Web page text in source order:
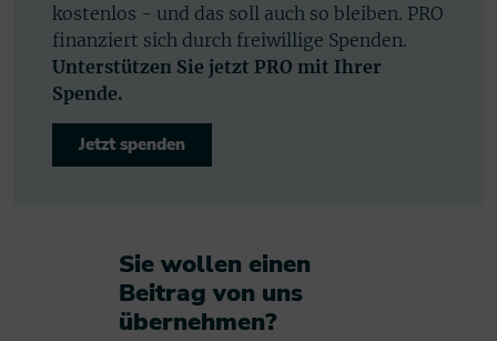
kostenlos - und das soll auch so bleiben. PRO
finanziert sich durch freiwillige Spenden.
Unterstützen Sie jetzt PRO mit Ihrer
Spende.
Jetzt spenden
Sie wollen einen
Beitrag von uns
übernehmen?​